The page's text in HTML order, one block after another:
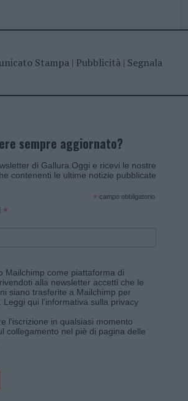
Stampa| Pubblicità| Segnala
sempre aggiornato?
di Gallura Oggi e ricevi le nostre
contenenti le ultime notizie pubblicate
* campo obbligatorio
*
Mailchimp come piattaforma di
alla newsletter accetti che le
siano trasferite a Mailchimp per
Leggi qui l'informativa sulla privacy
l'iscrizione in qualsiasi momento
collegamento nel piè di pagina delle